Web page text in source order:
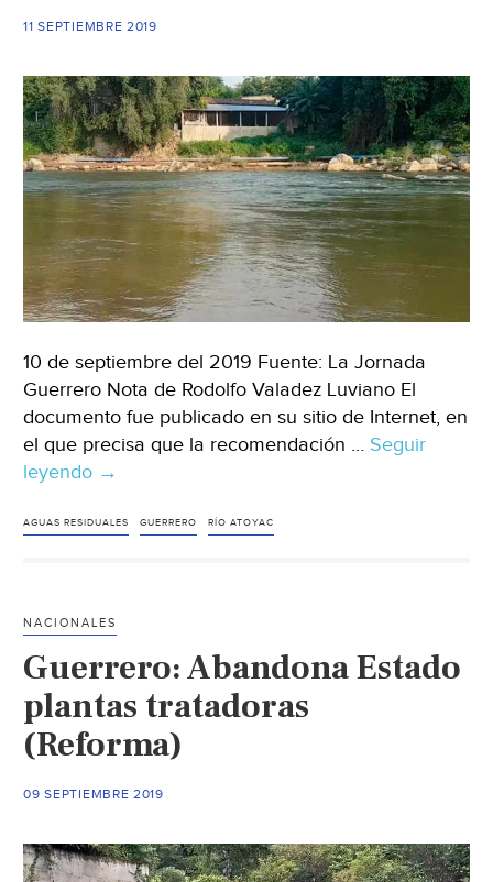
11 SEPTIEMBRE 2019
10 de septiembre del 2019 Fuente: La Jornada
Guerrero Nota de Rodolfo Valadez Luviano El
documento fue publicado en su sitio de Internet, en
el que precisa que la recomendación … Seguir
leyendo Guerrero:
CNDH
municipios
por
contaminar
el
río
(La
→
AGUAS RESIDUALES GUERRERO RÍO ATOYAC
NACIONALES
Guerrero: Abandona Estado
plantas tratadoras
(Reforma)
09 SEPTIEMBRE 2019